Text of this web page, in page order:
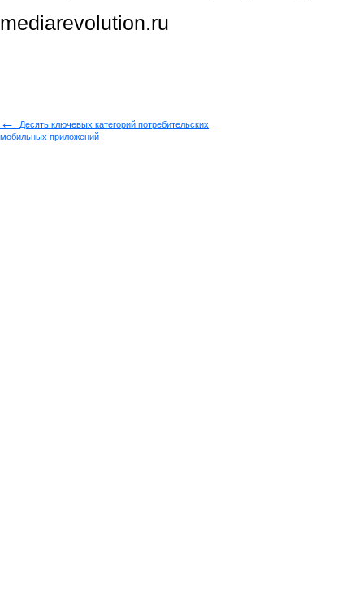
mediarevolution.ru
←
Десять ключевых категорий потребительских
мобильных приложений